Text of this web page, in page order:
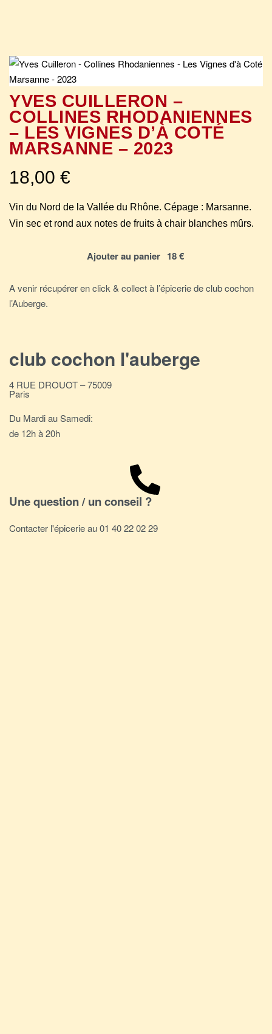
YVES CUILLERON –
COLLINES RHODANIENNES
– LES VIGNES D’À COTÉ
MARSANNE – 2023
18,00 €
Vin du Nord de la Vallée du Rhône. Cépage : Marsanne.
Vin sec et rond aux notes de fruits à chair blanches mûrs.
Ajouter au panier
A venir récupérer en click & collect à l’épicerie de club cochon
l’Auberge.
club cochon l'auberge
4 RUE DROUOT – 75009
Paris
Du Mardi au Samedi:
de 12h à 20h
Une question / un conseil ?
Contacter l'épicerie au 01 40 22 02 29